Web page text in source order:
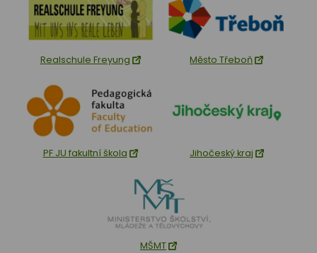
Realschule Freyung Město Třeboň
PF JU fakultní škola Jihočeský kraj
MŠMT